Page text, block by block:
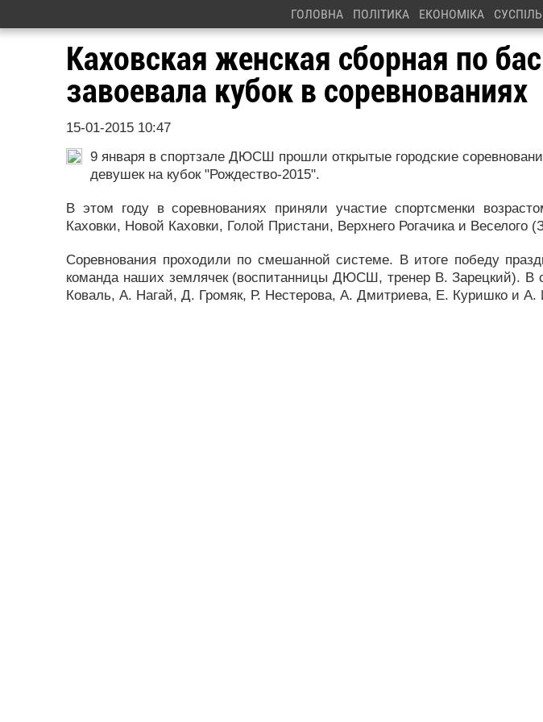
ГОЛОВНА ПОЛІТИКА ЕКОНОМІКА
Каховская женская сборная по
завоевала кубок в соревнованиях
15-01-2015 10:47
9 января в спортзале ДЮСШ прошли открытые городские
девушек на кубок "Рождество-2015".
В этом году в соревнованиях приняли участие спортсменки
Каховки, Новой Каховки, Голой Пристани, Верхнего Рогачика и Веселого
Соревнования проходили по смешанной системе. В итоге победу
команда наших землячек (воспитанницы ДЮСШ, тренер В. Зарецкий). В
Коваль, А. Нагай, Д. Громяк, Р. Нестерова, А. Дмитриева, Е. Куришко и А.